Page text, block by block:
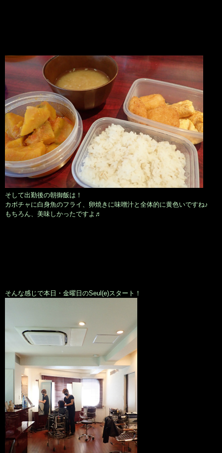
そして出勤後の朝御飯は！
カボチャに白身魚のフライ、卵焼きに味噌汁と全体的に黄色いですね♪
もちろん、美味しかったですよ♬
そんな感じで本日・金曜日のSeul(e)スタート！